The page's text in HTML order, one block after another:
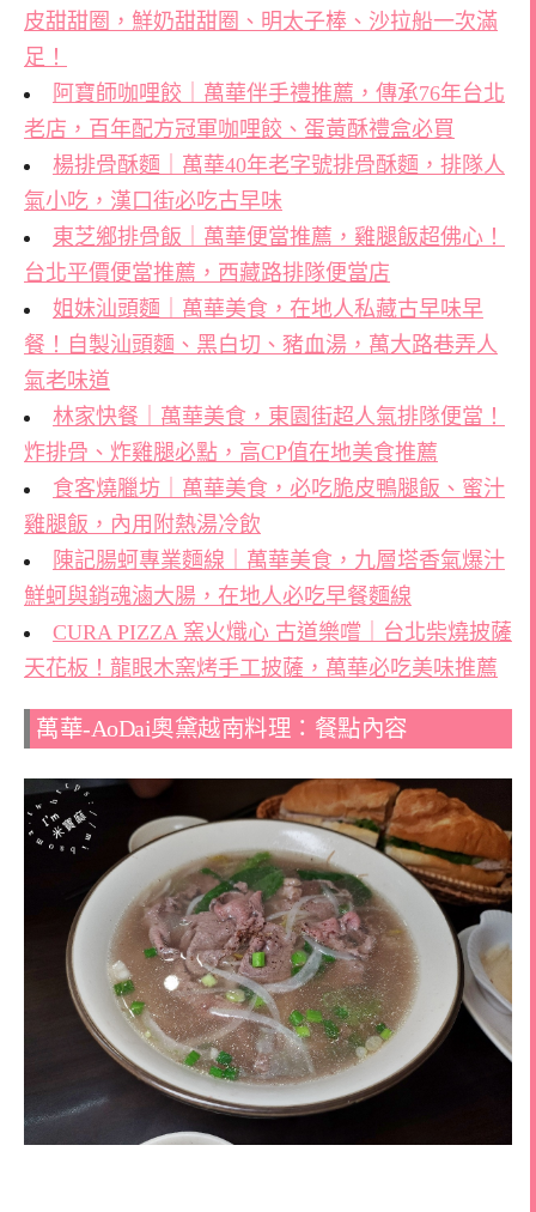
皮甜甜圈，鮮奶甜甜圈、明太子棒、沙拉船一次滿
足！
阿寶師咖哩餃｜萬華伴手禮推薦，傳承76年台北
老店，百年配方冠軍咖哩餃、蛋黃酥禮盒必買
楊排骨酥麵｜萬華40年老字號排骨酥麵，排隊人
氣小吃，漢口街必吃古早味
東芝鄉排骨飯｜萬華便當推薦，雞腿飯超佛心！
台北平價便當推薦，西藏路排隊便當店
姐妹汕頭麵｜萬華美食，在地人私藏古早味早
餐！自製汕頭麵、黑白切、豬血湯，萬大路巷弄人
氣老味道
林家快餐｜萬華美食，東園街超人氣排隊便當！
炸排骨、炸雞腿必點，高CP值在地美食推薦
食客燒臘坊｜萬華美食，必吃脆皮鴨腿飯、蜜汁
雞腿飯，內用附熱湯冷飲
陳記腸蚵專業麵線｜萬華美食，九層塔香氣爆汁
鮮蚵與銷魂滷大腸，在地人必吃早餐麵線
CURA PIZZA 窯火熾心 古道樂嚐｜台北柴燒披薩
天花板！龍眼木窯烤手工披薩，萬華必吃美味推薦
萬華-AoDai奧黛越南料理：餐點內容